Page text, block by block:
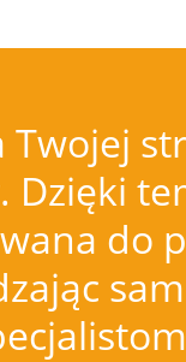
Twojej
Dzięki
do